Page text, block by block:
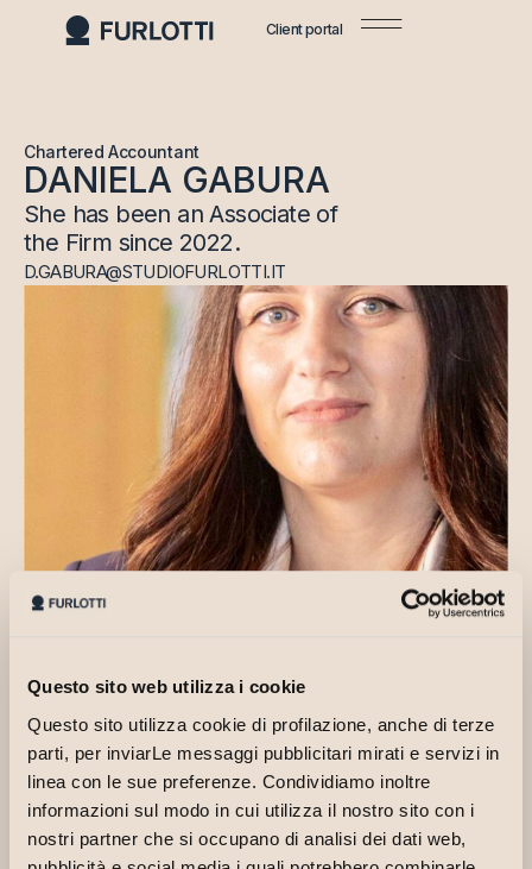
Questo sito web utilizza i cookie
Questo sito utilizza cookie di profilazione, anche di terze
parti, per inviarLe messaggi pubblicitari mirati e servizi in
linea con le sue preferenze. Condividiamo inoltre
informazioni sul modo in cui utilizza il nostro sito con i
nostri partner che si occupano di analisi dei dati web,
Client portal
Chartered Accountant
DANIELA GABURA
She has been an Associate of
the Firm since 2022.
D.GABURA@STUDIOFURLOTTI.IT